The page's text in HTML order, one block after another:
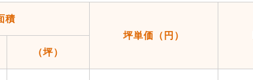
積
坪単価（円）
（坪）